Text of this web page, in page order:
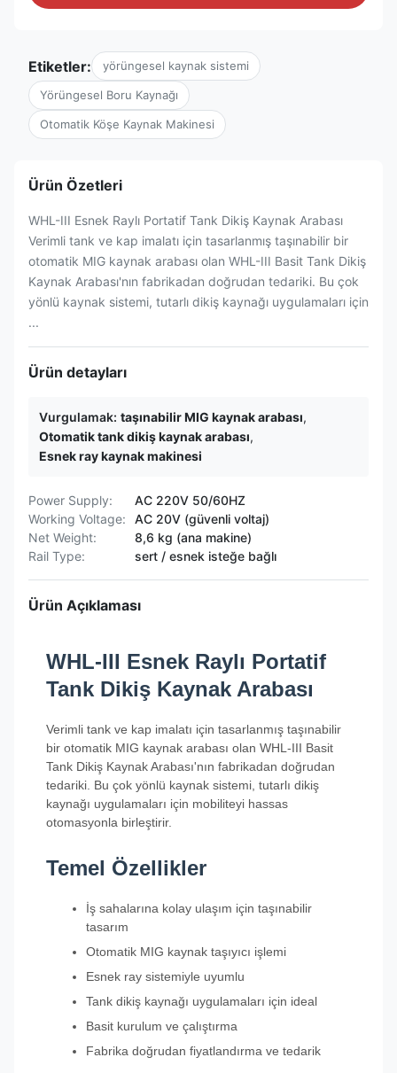
Etiketler: yörüngesel kaynak sistemi
Yörüngesel Boru Kaynağı
Otomatik Köşe Kaynak Makinesi
Ürün Özetleri
WHL-III Esnek Raylı Portatif Tank Dikiş Kaynak Arabası
Verimli tank ve kap imalatı için tasarlanmış taşınabilir bir
otomatik MIG kaynak arabası olan WHL-III Basit Tank Dikiş
Kaynak Arabası'nın fabrikadan doğrudan tedariki. Bu çok
yönlü kaynak sistemi, tutarlı dikiş kaynağı uygulamaları için
...
Ürün detayları
Vurgulamak: taşınabilir MIG kaynak arabası,
Otomatik tank dikiş kaynak arabası,
Esnek ray kaynak makinesi
Power Supply:
AC 220V 50/60HZ
Working Voltage:
AC 20V (güvenli voltaj)
Net Weight:
8,6 kg (ana makine)
Rail Type:
sert / esnek isteğe bağlı
Ürün Açıklaması
WHL-III Esnek Raylı Portatif
Tank Dikiş Kaynak Arabası
Verimli tank ve kap imalatı için tasarlanmış taşınabilir
bir otomatik MIG kaynak arabası olan WHL-III Basit
Tank Dikiş Kaynak Arabası'nın fabrikadan doğrudan
tedariki. Bu çok yönlü kaynak sistemi, tutarlı dikiş
kaynağı uygulamaları için mobiliteyi hassas
otomasyonla birleştirir.
Temel Özellikler
İş sahalarına kolay ulaşım için taşınabilir
tasarım
Otomatik MIG kaynak taşıyıcı işlemi
Esnek ray sistemiyle uyumlu
Tank dikiş kaynağı uygulamaları için ideal
Basit kurulum ve çalıştırma
Fabrika doğrudan fiyatlandırma ve tedarik